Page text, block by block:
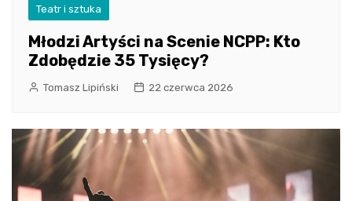
Teatr i sztuka
Młodzi Artyści na Scenie NCPP: Kto
Zdobędzie 35 Tysięcy?
Tomasz Lipiński 22 czerwca 2026